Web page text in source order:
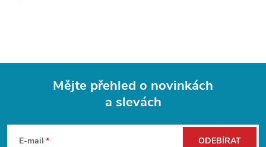
p
u
Mějte přehled o novinkách
a slevách
E-mail ODEBÍRAT